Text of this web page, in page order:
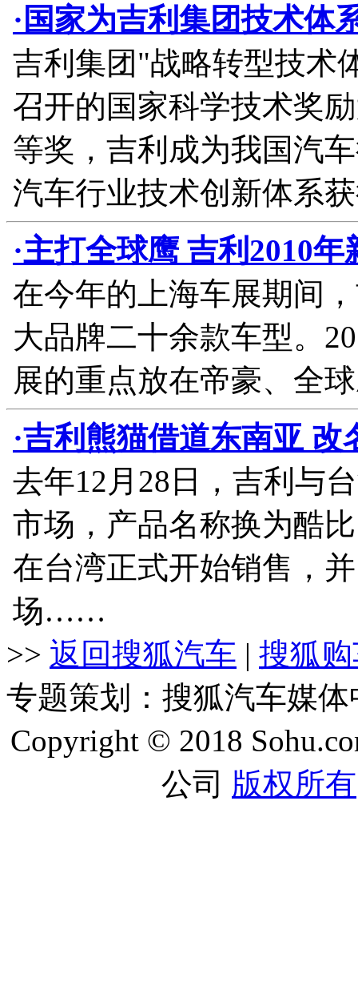
·国家为吉利集团技术体
吉利集团"战略转型技术
召开的国家科学技术奖
等奖，吉利成为我国汽
汽车行业技术创新体系
·主打全球鹰 吉利2010
在今年的上海车展期间
大品牌二十余款车型。
展的重点放在帝豪、全
·吉利熊猫借道东南亚 改
去年12月28日，吉利与
市场，产品名称换为酷
在台湾正式开始销售，
场……
>> 返回搜狐汽车 | 搜狐
专题策划：搜狐汽车
Copyright © 2018
公司 版权所有